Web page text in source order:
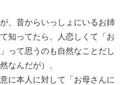
、昔からいっしょにいるお姉
知ってたら、人恋しくて「お
って思うのも自然なことだし
なんだが）、
に本人に対して「お母さんに